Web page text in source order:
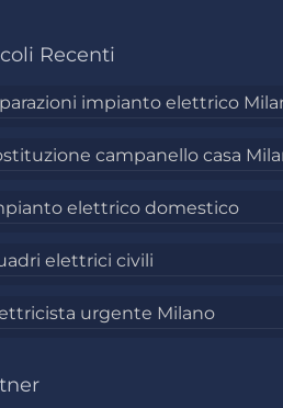
Recenti
impianto elettrico
campanello casa
elettrico domestico
elettrici civili
urgente Milano